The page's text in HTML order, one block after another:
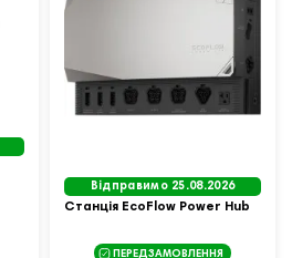
Відправимо 25.08.2026
Станція EcoFlow Power Hub
ПЕРЕДЗАМОВЛЕННЯ